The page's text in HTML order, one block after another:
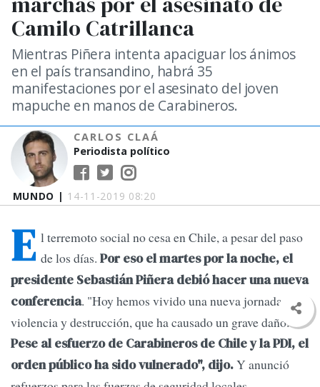
MUNDO | 14-11-2019 08:20
Camilo Catrillanca
Mientras Piñera intenta apaciguar los ánimos
en el país transandino, habrá 35
manifestaciones por el asesinato del joven
mapuche en manos de Carabineros.
CARLOS CLAÁ
Periodista político
E l terremoto social no cesa en Chile, a pesar del paso
de los días. Por eso el martes por la noche, el
presidente Sebastián Piñera debió hacer una nueva
conferencia. "Hoy hemos vivido una nueva jornada de
violencia y destrucción, que ha causado un grave daño.
Pese al esfuerzo de Carabineros de Chile y la PDI, el
orden público ha sido vulnerado", dijo.Y anunció